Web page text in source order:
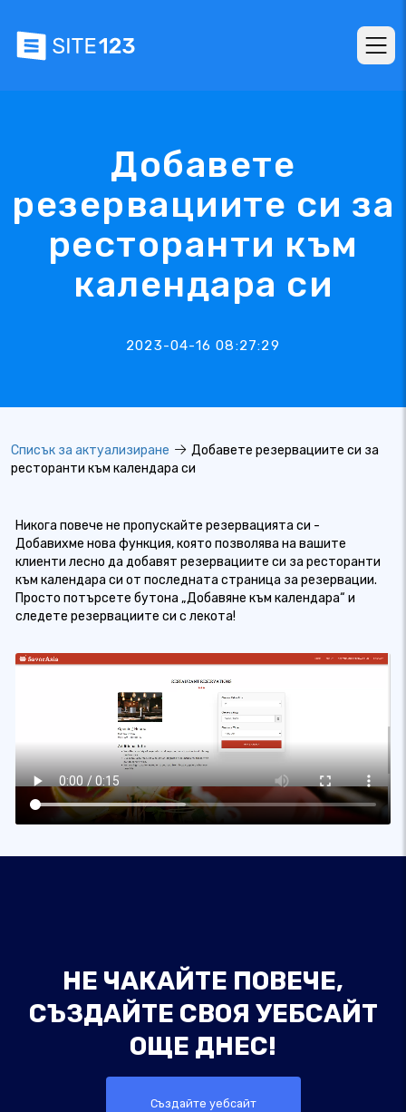
Добавете
резервациите си за
ресторанти към
календара си
2023-04-16 08:27:29
Списък за актуализиране
Добавете резервациите си за
ресторанти към календара си
Никога повече не пропускайте резервацията си -
Добавихме нова функция, която позволява на вашите
клиенти лесно да добавят резервациите си за ресторанти
към календара си от последната страница за резервации.
Просто потърсете бутона „Добавяне към календара“ и
следете резервациите си с лекота!
НЕ ЧАКАЙТЕ ПОВЕЧЕ,
СЪЗДАЙТЕ СВОЯ УЕБСАЙТ
ОЩЕ ДНЕС!
Създайте уебсайт